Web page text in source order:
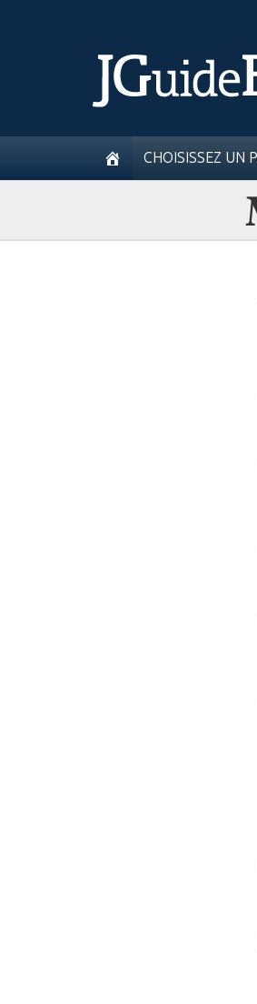
CHOISISSEZ UN